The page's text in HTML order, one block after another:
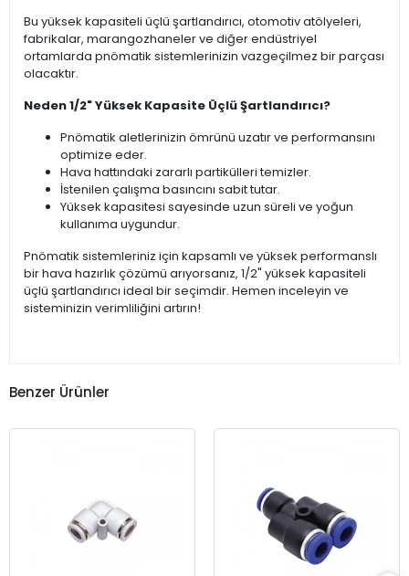
Bu yüksek kapasiteli üçlü şartlandırıcı, otomotiv atölyeleri,
fabrikalar, marangozhaneler ve diğer endüstriyel
ortamlarda pnömatik sistemlerinizin vazgeçilmez bir parçası
olacaktır.
Neden 1/2" Yüksek Kapasite Üçlü Şartlandırıcı?
Pnömatik aletlerinizin ömrünü uzatır ve performansını
optimize eder.
Hava hattındaki zararlı partikülleri temizler.
İstenilen çalışma basıncını sabit tutar.
Yüksek kapasitesi sayesinde uzun süreli ve yoğun
kullanıma uygundur.
Pnömatik sistemleriniz için kapsamlı ve yüksek performanslı
bir hava hazırlık çözümü arıyorsanız, 1/2" yüksek kapasiteli
üçlü şartlandırıcı ideal bir seçimdir. Hemen inceleyin ve
sisteminizin verimliliğini artırın!
Benzer Ürünler